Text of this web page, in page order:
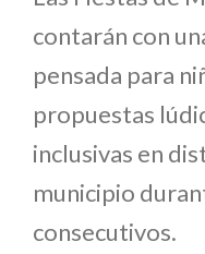
contarán con
pensada para
propuestas
inclusivas en
municipio
consecutivos.